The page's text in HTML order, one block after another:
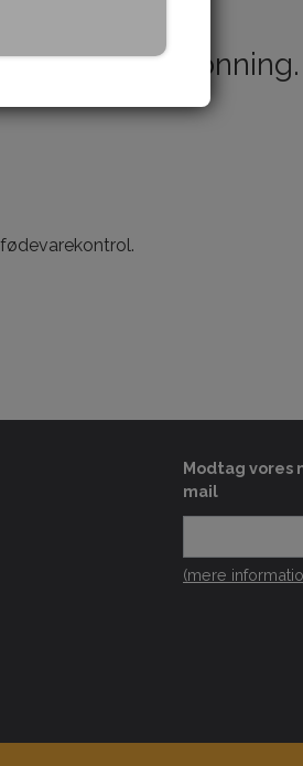
ved honning.
Modtag vores
mail
(mere